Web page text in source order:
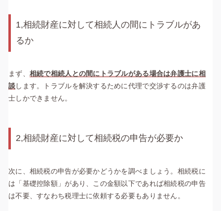
1,相続財産に対して相続人の間にトラブルがあ
るか
まず、 相続で相続人との間にトラブルがある場合は弁護士に相
談します。トラブルを解決するために代理で交渉するのは弁護
士しかできません。
2,相続財産に対して相続税の申告が必要か
次に、相続税の申告が必要かどうかを調べましょう。相続税に
は「基礎控除額」があり、この金額以下であれば相続税の申告
は不要、すなわち税理士に依頼する必要もありません。